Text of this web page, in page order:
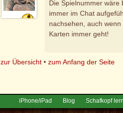
Die Spielnummer wäre
immer im Chat
nachsehen, auch
Karten immer geht!
zur Übersicht •zum Anfang der Seite
iPhone/iPad Blog Schafkopf